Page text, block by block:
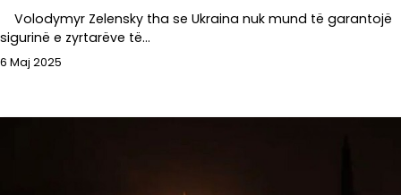
Volodymyr Zelensky tha se Ukraina nuk mund të garantojë
sigurinë e zyrtarëve të…
6 Maj 2025